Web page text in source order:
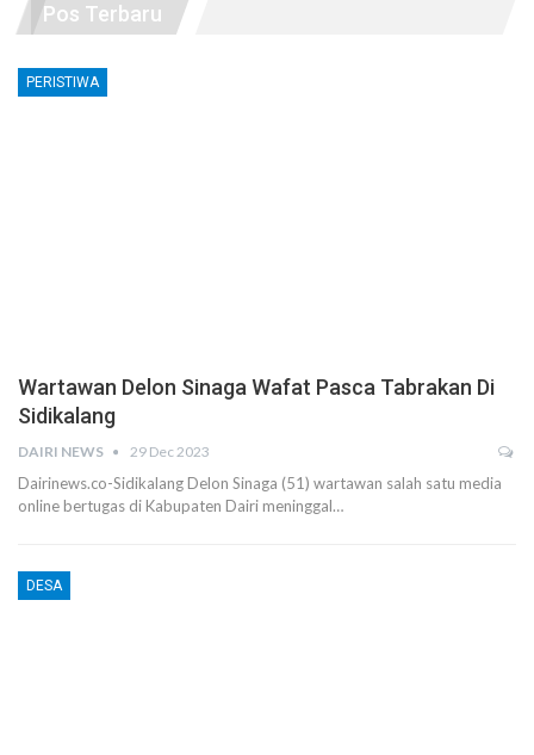
Pos Terbaru
PERISTIWA
Wartawan Delon Sinaga Wafat Pasca Tabrakan Di
Sidikalang
DAIRI NEWS 29 Dec 2023
Dairinews.co-Sidikalang Delon Sinaga (51) wartawan salah satu media
online bertugas di Kabupaten Dairi meninggal…
DESA